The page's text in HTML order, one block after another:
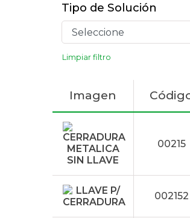
Tipo de Solución
Limpiar filtro
Imagen
00215
002152